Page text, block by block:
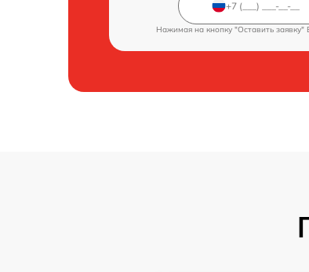
Нажимая на кнопку "Оставить заявку"